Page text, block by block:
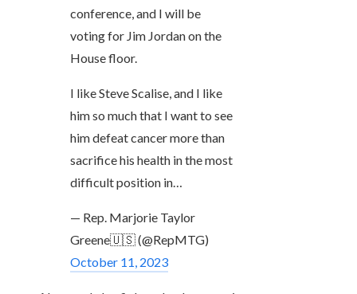
conference, and I will be
voting for Jim Jordan on the
House floor.
I like Steve Scalise, and I like
him so much that I want to see
him defeat cancer more than
sacrifice his health in the most
difficult position in…
— Rep. Marjorie Taylor
Greene🇺🇸 (@RepMTG)
October 11, 2023